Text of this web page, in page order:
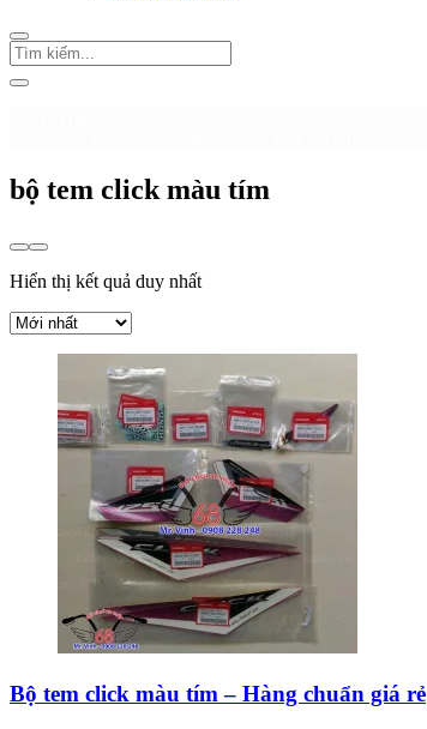
bộ tem click màu tím
Hiển thị kết quả duy nhất
Bộ tem click màu tím – Hàng chuẩn giá rẻ